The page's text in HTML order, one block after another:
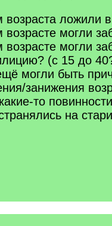
возраста ложили
возрасте могли
возрасте могли
(с 15 до
могли быть
занижения
то
на